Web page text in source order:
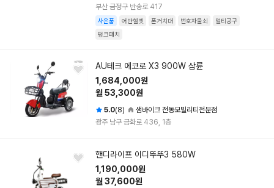
부산 금정구 반송로 417
사은품 어반헬멧 폰거치대 번호자물쇠
멀티공구
펑크패치
AU테크 에코로 X3 900W 삼륜
1,684,000원
월 53,300원
5.0(8)
샘바이크 전동모빌리티전문점
광주 남구 금화로 436, 1층
핸디라이프 이디뚜뚜3 580W
1,190,000원
월 37,600원